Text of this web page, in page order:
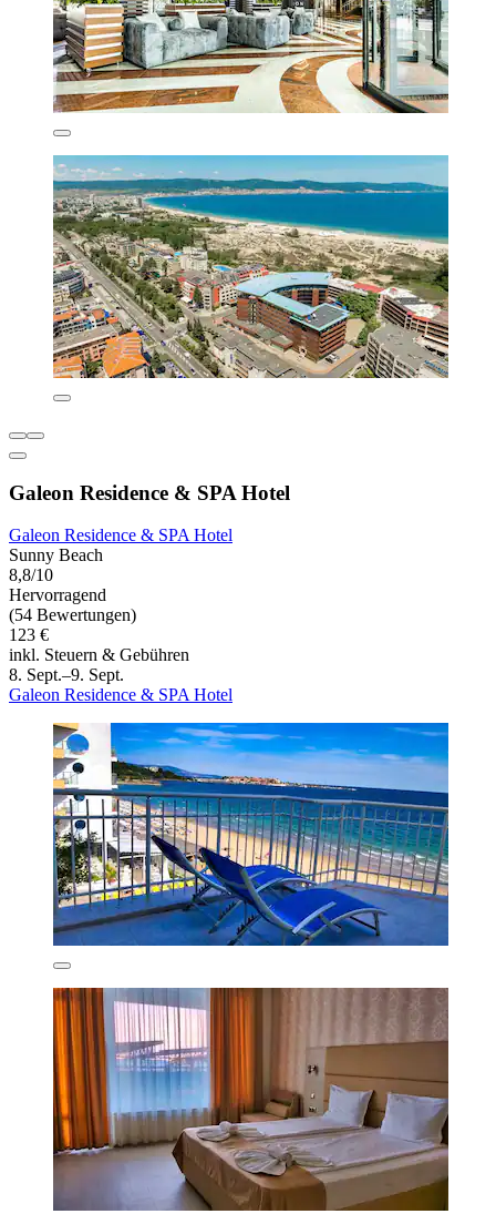
Galeon Residence & SPA Hotel
Galeon Residence & SPA Hotel
Sunny Beach
8,8/10
Hervorragend
(54 Bewertungen)
123 €
inkl. Steuern & Gebühren
8. Sept.–9. Sept.
Galeon Residence & SPA Hotel